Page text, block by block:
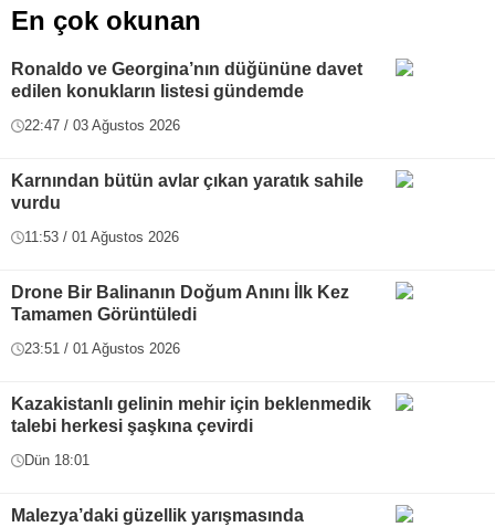
En çok okunan
Ronaldo ve Georgina’nın düğününe davet
edilen konukların listesi gündemde
22:47 / 03 Ağustos 2026
Karnından bütün avlar çıkan yaratık sahile
vurdu
11:53 / 01 Ağustos 2026
Drone Bir Balinanın Doğum Anını İlk Kez
Tamamen Görüntüledi
23:51 / 01 Ağustos 2026
Kazakistanlı gelinin mehir için beklenmedik
talebi herkesi şaşkına çevirdi
Dün 18:01
Malezya’daki güzellik yarışmasında